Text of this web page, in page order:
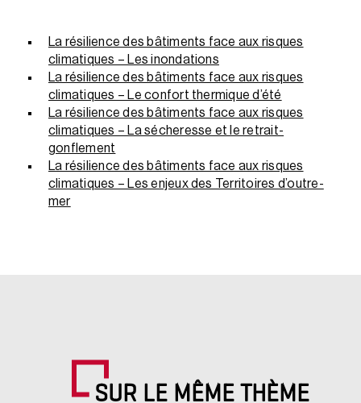
La résilience des bâtiments face aux risques
climatiques – Les inondations
La résilience des bâtiments face aux risques
climatiques – Le confort thermique d’été
La résilience des bâtiments face aux risques
climatiques – La sécheresse et le retrait-
gonflement
La résilience des bâtiments face aux risques
climatiques – Les enjeux des Territoires d’outre-
mer
SUR LE MÊME THÈME